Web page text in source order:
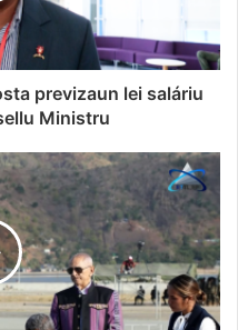
previzaun lei saláriu
Ministru